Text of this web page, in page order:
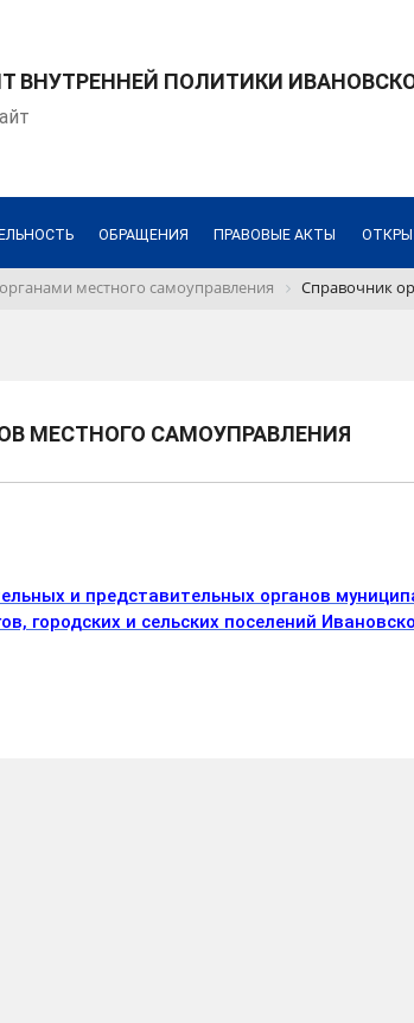
ВНУТРЕННЕЙ ПОЛИТИКИ
ОБРАЩЕНИЯ ПРАВОВЫЕ АКТЫ
местного самоуправления Справочник
МЕСТНОГО САМОУПРАВЛЕНИЯ
и представительных органов
городских и сельских поселений